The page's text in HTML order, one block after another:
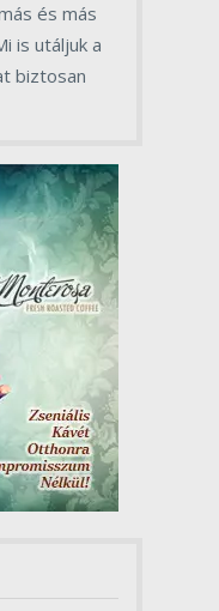
és más
is utáljuk a
biztosan